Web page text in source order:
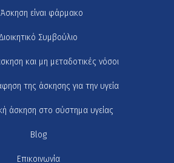
είναι φάρμακο
Συμβούλιο
και μη μεταδοτικές νόσοι
της άσκησης για την υγεία
άσκηση στο σύστημα υγείας
Blog
Επικοινωνία